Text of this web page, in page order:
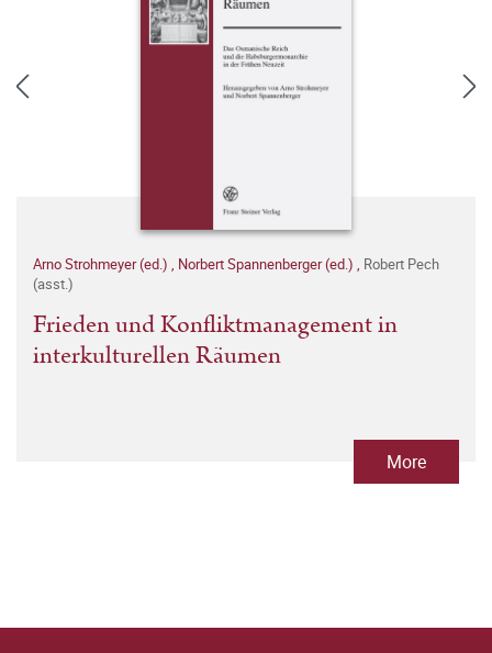
Arno Strohmeyer (ed.) , Norbert Spannenberger (ed.) , Robert Pech
(asst.)
Frieden und Konfliktmanagement in
interkulturellen Räumen
More